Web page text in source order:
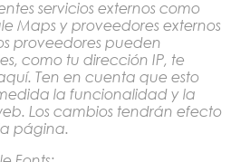
servicios externos como
Maps y proveedores externos
proveedores pueden
como tu dirección IP, te
Ten en cuenta que esto
la funcionalidad y la
Los cambios tendrán efecto
página.